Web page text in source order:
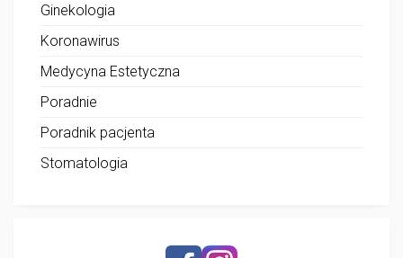
Ginekologia
Koronawirus
Medycyna Estetyczna
Poradnie
Poradnik pacjenta
Stomatologia